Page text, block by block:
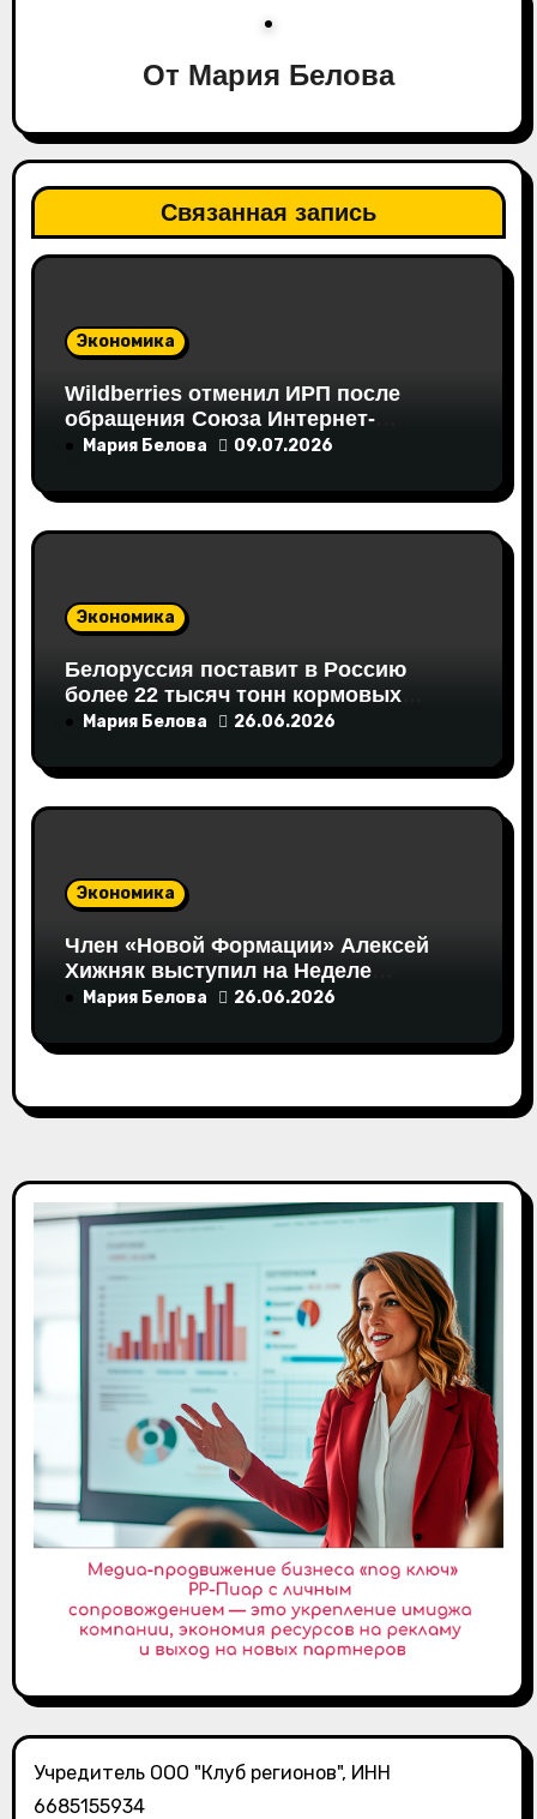
п
о
з
я
м
От Мария Белова
Связанная запись
Экономика
Wildberries отменил ИРП после
обращения Союза Интернет-
Торговли
Мария Белова 09.07.2026
Экономика
Белоруссия поставит в Россию
более 22 тысяч тонн кормовых
аминокислот
Мария Белова 26.06.2026
Экономика
Член «Новой Формации» Алексей
Хижняк выступил на Неделе
российского ритейла с
социально ответственного бизнеса
Мария Белова 26.06.2026
Учредитель ООО "Клуб регионов", ИНН
6685155934